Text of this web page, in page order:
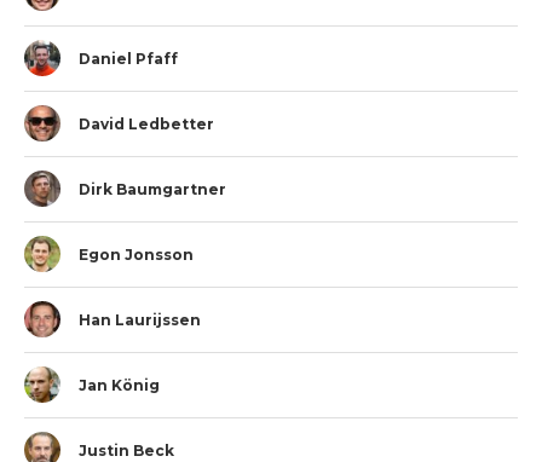
Daniel Pfaff
David Ledbetter
Dirk Baumgartner
Egon Jonsson
Han Laurijssen
Jan König
Justin Beck